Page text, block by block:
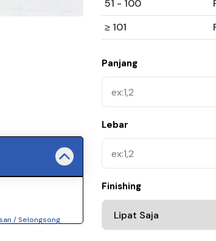
/ Selongsong
51 - 100
≥ 101
Panjang
Lebar
Finishing